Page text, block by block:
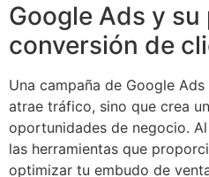
Google Ads y su
conversión de
Una campaña de Google
atrae tráfico, sino que crea
oportunidades de negocio.
las herramientas que
optimizar tu embudo de